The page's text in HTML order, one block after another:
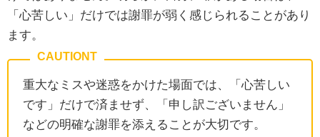
「心苦しい」だけでは謝罪が弱く感じられることがあり
ます。
重大なミスや迷惑をかけた場面では、「心苦しい
です」だけで済ませず、「申し訳ございません」
などの明確な謝罪を添えることが大切です。